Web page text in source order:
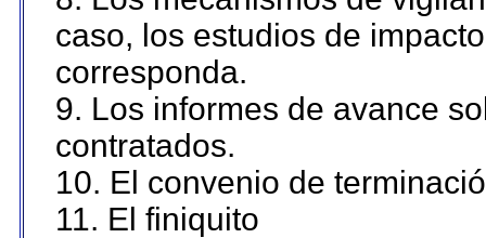
caso, los estudios de
corresponda.
9. Los informes de avance
contratados.
10. El convenio de
11. El finiquito